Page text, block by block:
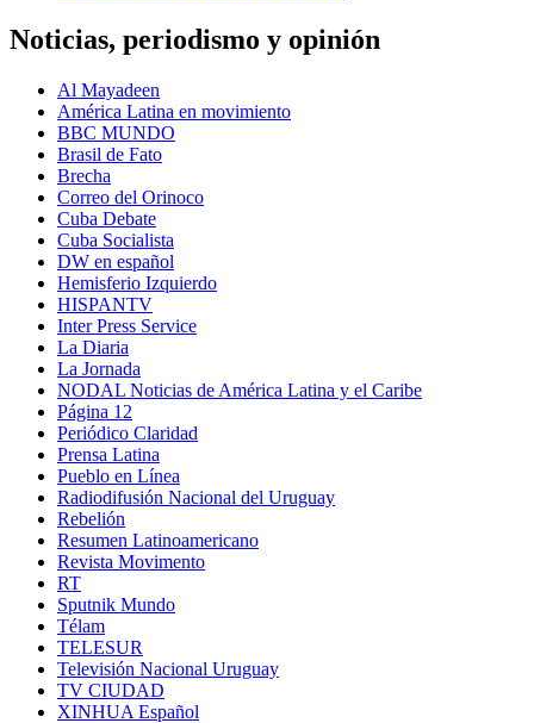
Noticias, periodismo y opinión
Al Mayadeen
América Latina en movimiento
BBC MUNDO
Brasil de Fato
Brecha
Correo del Orinoco
Cuba Debate
Cuba Socialista
DW en español
Hemisferio Izquierdo
HISPANTV
Inter Press Service
La Diaria
La Jornada
NODAL Noticias de América Latina y el Caribe
Página 12
Periódico Claridad
Prensa Latina
Pueblo en Línea
Radiodifusión Nacional del Uruguay
Rebelión
Resumen Latinoamericano
Revista Movimento
RT
Sputnik Mundo
Télam
TELESUR
Televisión Nacional Uruguay
TV CIUDAD
XINHUA Español